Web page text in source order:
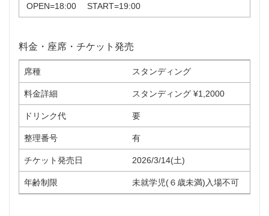
OPEN=18:00 START=19:00
料金・座席・チケット発売
席種 スタンディング
料金詳細 スタンディング ¥1,2000
ドリンク代 要
整理番号 有
チケット発売日 2026/3/14(土)
年齢制限 未就学児(６歳未満)入場不可